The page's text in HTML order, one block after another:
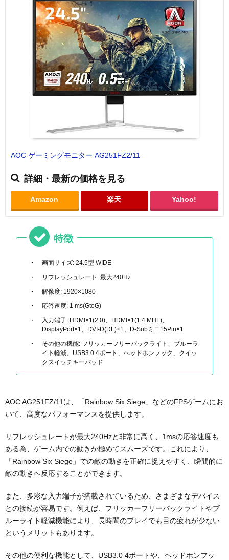
AOC ゲーミングモニター AG251FZ2/11
詳細・最新の価格を見る
Amazon 楽天 Yahoo!
特徴
画面サイズ: 24.5型 WIDE
リフレッシュレート: 最大240Hz
解像度: 1920×1080
応答速度: 1 ms(GtoG)
入力端子: HDMI×1(2.0)、HDMI×1(1.4 MHL)、
DisplayPort×1、DVI-D(DL)×1、D-Subミニ15Pin×1
その他の機能: フリッカーフリーバックライト、ブルーラ
イト軽減、USB3.0 4ポート、ヘッドホンフック、クイッ
クスイッチキーパッド
AOC AG251FZ/11は、「Rainbow Six Siege」などのFPSゲームにお
いて、高度なパフォーマンスを提供します。
リフレッシュレートが最大240Hzと非常に高く、1msの応答速度も
ある為、ゲーム内での動きが極めてスムーズです。これにより、
「Rainbow Six Siege」での敵の動きを正確に捉えやすく、瞬間的に
敵の動きへ反応することができます。
また、多彩な入力端子が搭載されているため、さまざまなデバイス
との接続が容易です。例えば、フリッカーフリーバックライトやブ
ルーライト軽減機能により、長時間のプレイでも目の疲れが少ない
というメリットもあります。
その他の便利な機能として、USB3.0 4ポートや、ヘッドホンフッ